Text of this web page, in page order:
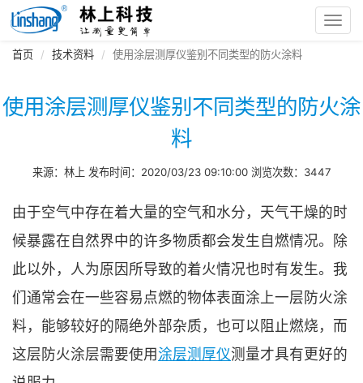
首页 技术资料 使用涂层测厚仪鉴别不同类型的防火涂料
使用涂层测厚仪鉴别不同类型的防火涂
料
来源：林上 发布时间：2020/03/23 09:10:00 浏览次数：3447
由于空气中存在着大量的空气和水分，天气干燥的时
候暴露在自然界中的许多物质都会发生自燃情况。除
此以外，人为原因所导致的着火情况也时有发生。我
们通常会在一些容易点燃的物体表面涂上一层防火涂
料，能够较好的隔绝外部杂质，也可以阻止燃烧，而
这层防火涂层需要使用涂层测厚仪测量才具有更好的